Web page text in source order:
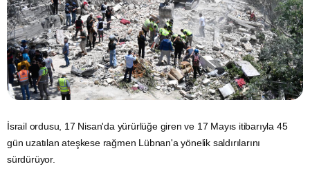
İsrailordusu, 17 Nisan'da yürürlüğe giren ve 17 Mayıs itibarıyla 45
gün uzatılan ateşkese rağmen Lübnan'a yönelik saldırılarını
sürdürüyor.